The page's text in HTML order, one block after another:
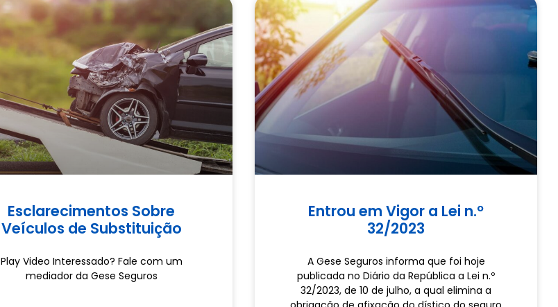
Esclarecimentos Sobre
Veículos de Substituição
Play Video Interessado? Fale com um
mediador da Gese Seguros
Entrou em Vigor a Lei n.º
32/2023
A Gese Seguros informa que foi hoje
publicada no Diário da República a Lei n.º
32/2023, de 10 de julho, a qual elimina a